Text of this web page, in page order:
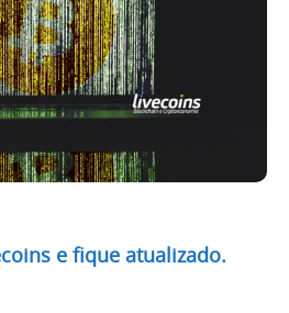
e fique atualizado.